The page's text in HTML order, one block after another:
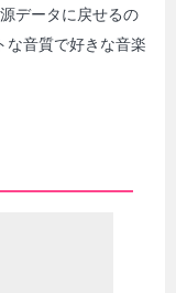
データに戻せるの
な音質で好きな音楽